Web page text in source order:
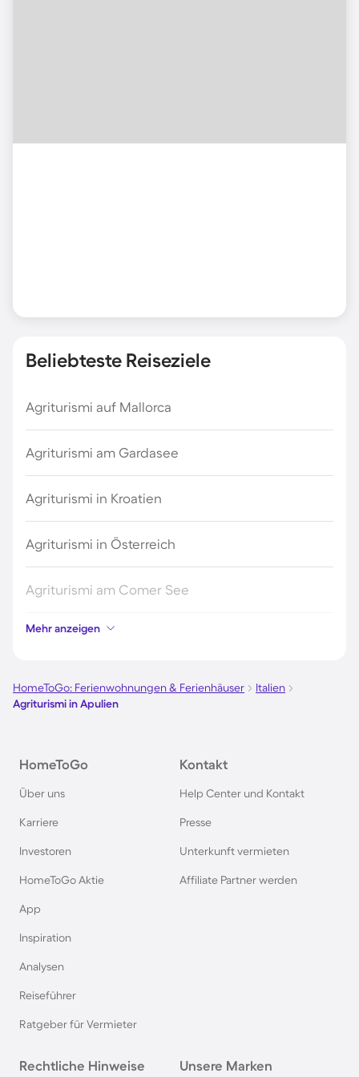
Beliebteste Reiseziele
Agriturismi auf Mallorca
Agriturismi am Gardasee
Agriturismi in Kroatien
Agriturismi in Österreich
Agriturismi am Comer See
Agriturismi in Italien
Agriturismi auf Sardinien
Agriturismi in der Toskana
Agriturismi in Spanien
Agriturismi in Garda
Agriturismi in Südfrankreich
Mehr anzeigen
HomeToGo: Ferienwohnungen & Ferienhäuser
Italien
Agriturismi in Apulien
HomeToGo
Über uns
Karriere
Investoren
HomeToGo Aktie
App
Inspiration
Analysen
Reiseführer
Ratgeber für Vermieter
Kontakt
Help Center und Kontakt
Presse
Unterkunft vermieten
Affiliate Partner werden
Rechtliche Hinweise Unsere Marken